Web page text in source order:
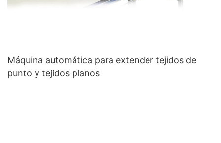
Máquina automática para extender tejidos de
punto y tejidos planos